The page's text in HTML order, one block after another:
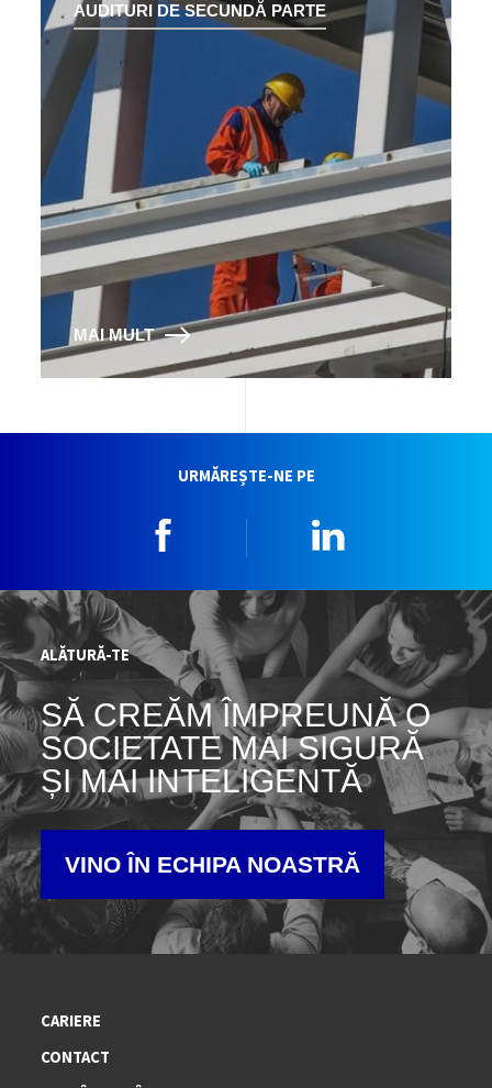
AUDITURI DE SECUNDĂ PARTE
MAI MULT
URMĂREȘTE-NE PE
ALĂTURĂ-TE
SĂ CREĂM ÎMPREUNĂ O
SOCIETATE MAI SIGURĂ
ȘI MAI INTELIGENTĂ
VINO ÎN ECHIPA NOASTRĂ
CARIERE
CONTACT